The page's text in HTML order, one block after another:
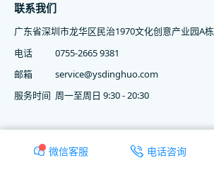
微信客服 电话咨询
联系我们
广东省深圳市龙华区民治1970文化创意产业园A
电话
0755-2665 9381
邮箱
service@ysdinghuo.com
服务时间 周一至周日 9:30 - 20:30
COPYRIGHT © 2015-2026 深圳云上互联科技有限公
号：2016SR352323